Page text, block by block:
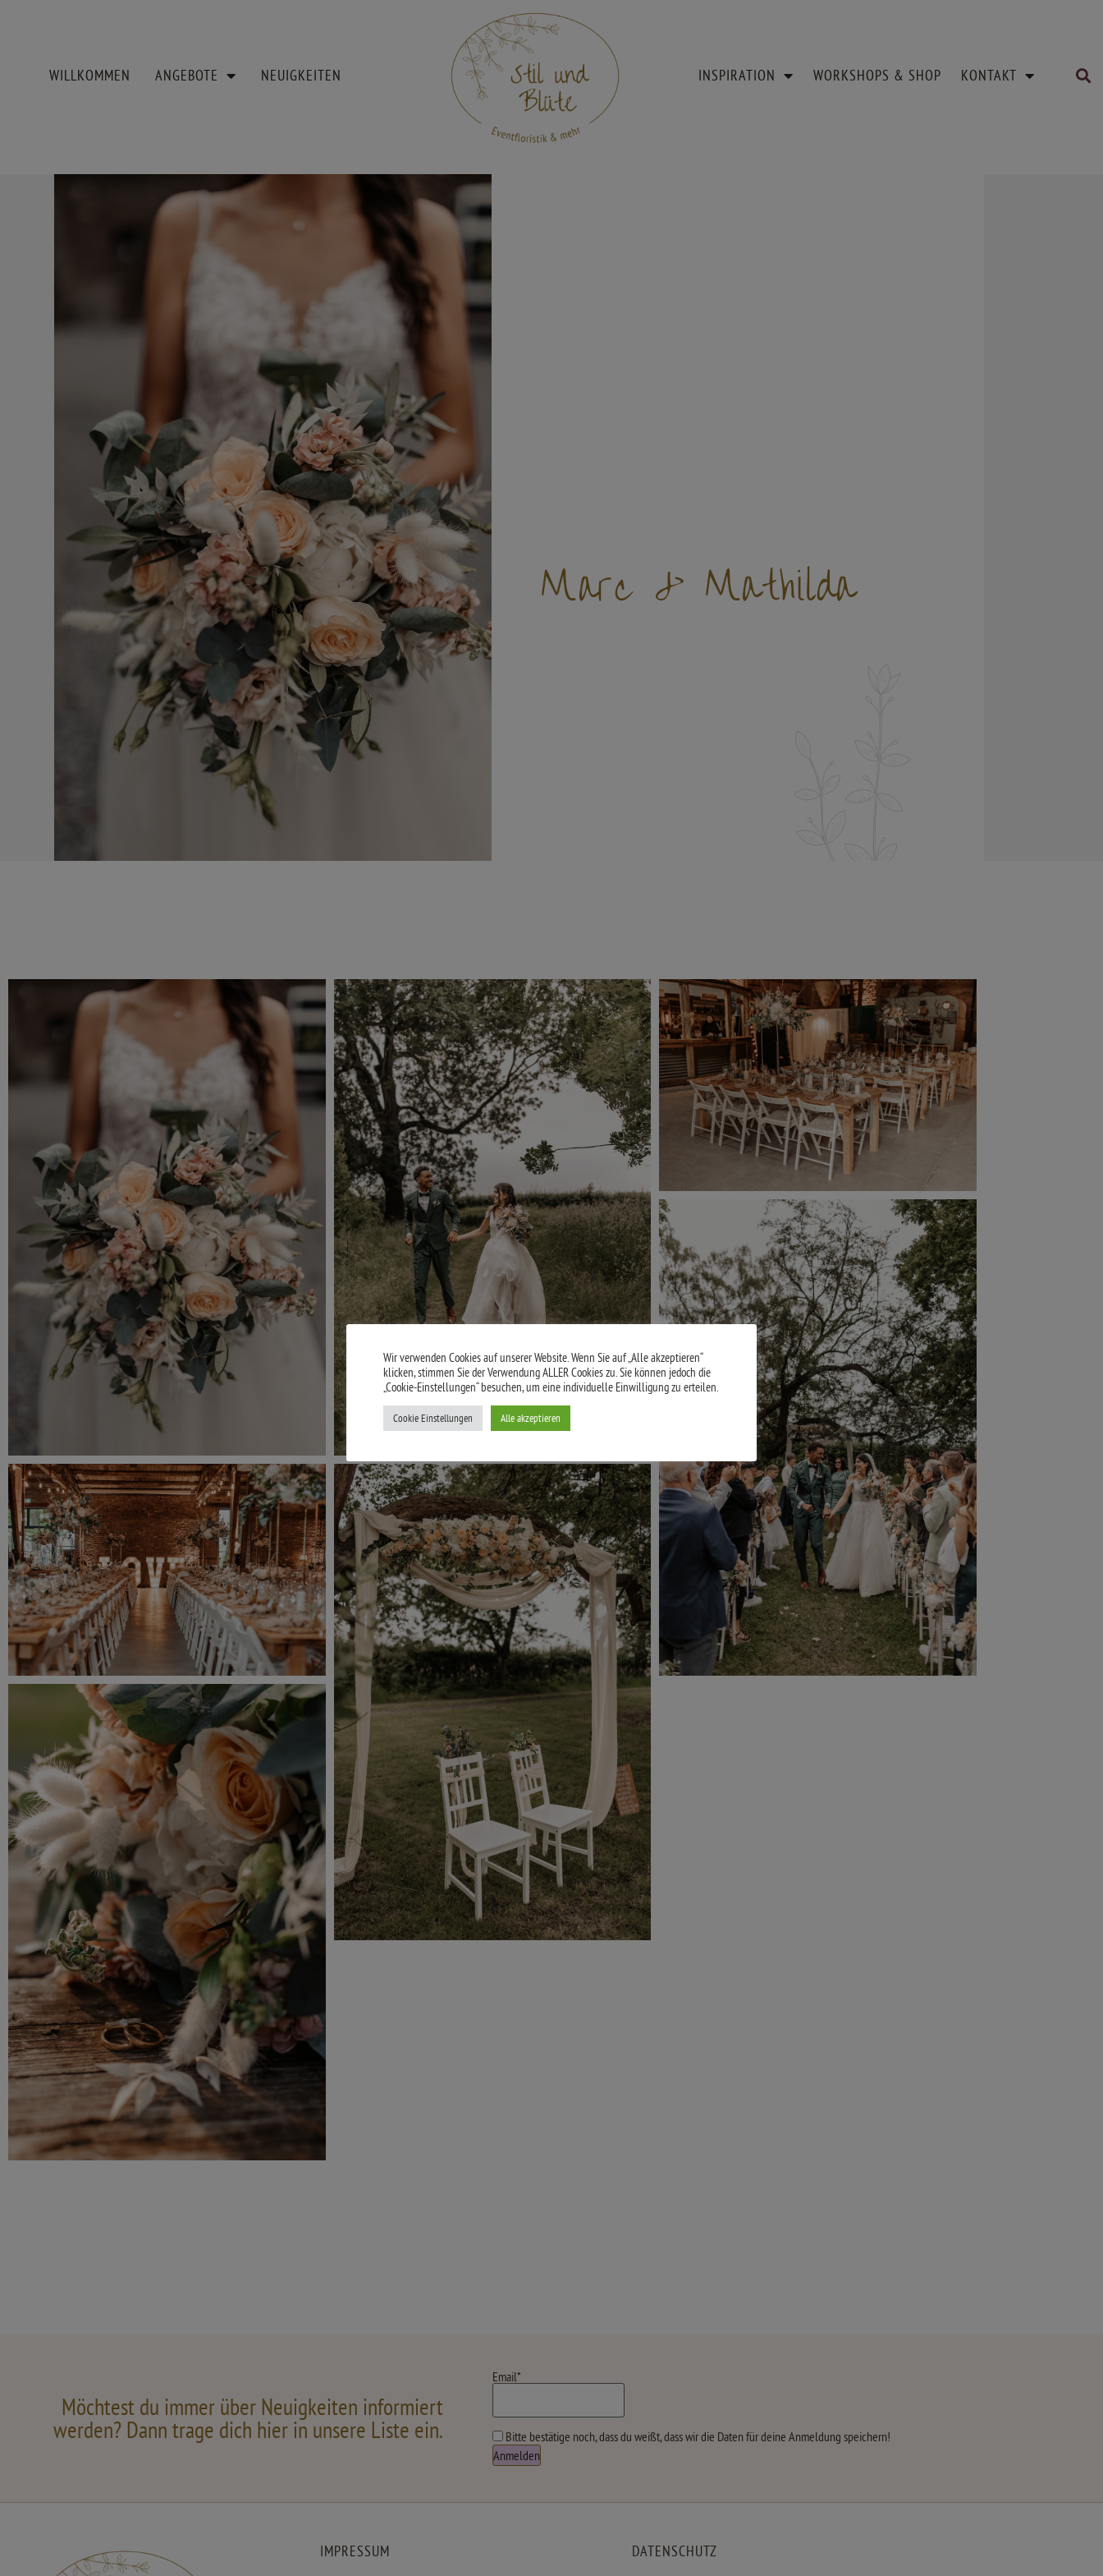
WILLKOMMEN ANGEBOTE NEUIGKEITEN INSPIRATION WORKSHOPS & SHOP KONTAKT
Marc & Mathilda
Möchtest du immer über Neuigkeiten informiert
werden? Dann trage dich hier in unsere Liste ein.
Email*
Bitte bestätige noch, dass du weißt, dass wir die Daten für deine Anmeldung speichern!
IMPRESSUM DATENSCHUTZ
Wir verwenden Cookies auf unserer Website. Wenn Sie auf „Alle akzeptieren“
klicken, stimmen Sie der Verwendung ALLER Cookies zu. Sie können jedoch die
„Cookie-Einstellungen“ besuchen, um eine individuelle Einwilligung zu erteilen.
Cookie Einstellungen Alle akzeptieren